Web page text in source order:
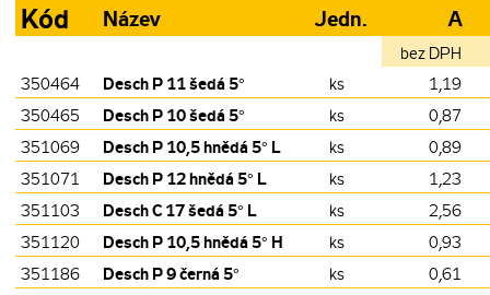
Kód Název Jedn. A
bez DPH
350464 Desch P 11 šedá 5° ks
1,19
350465
Desch P 10 šedá 5° ks
0,87
351069
Desch P 10,5 hnědá 5° L ks
0,89
351071
Desch P 12 hnědá 5° L ks
1,23
351103
Desch C 17 šedá 5° L ks
2,56
351120
Desch P 10,5 hnědá 5° H ks
0,93
351186
Desch P 9 černá 5° ks
0,61